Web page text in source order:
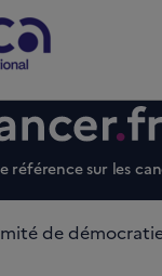
référence sur les
de